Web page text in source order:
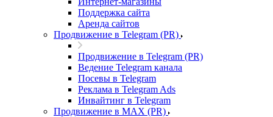
Поддержка сайта
Аренда сайтов
Продвижение в Telegram (PR)
Продвижение в Telegram (PR)
Ведение Telegram канала
Посевы в Telegram
Реклама в Telegram Ads
Инвайтинг в Telegram
Продвижение в MAX (PR)